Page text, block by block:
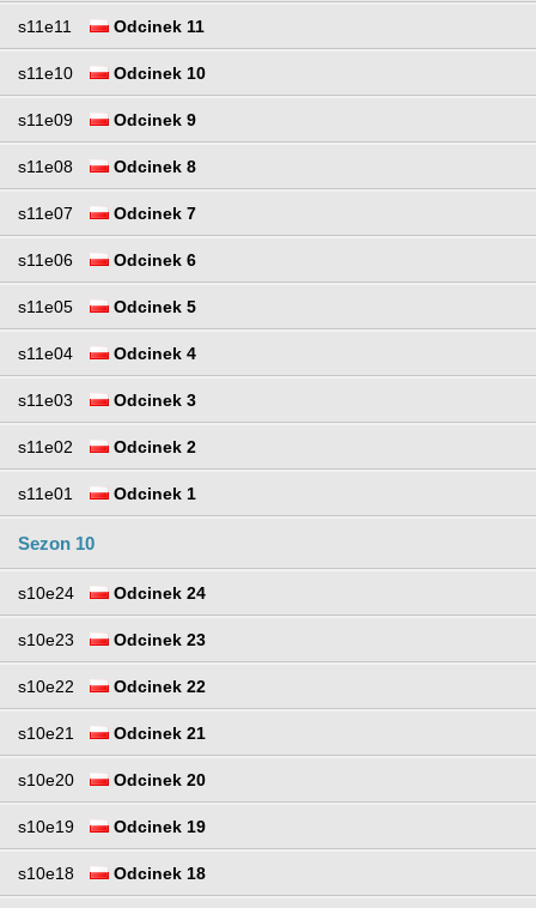
s11e11 Odcinek 11
s11e10 Odcinek 10
s11e09 Odcinek 9
s11e08 Odcinek 8
s11e07 Odcinek 7
s11e06 Odcinek 6
s11e05 Odcinek 5
s11e04 Odcinek 4
s11e03 Odcinek 3
s11e02 Odcinek 2
s11e01 Odcinek 1
Sezon 10
s10e24 Odcinek 24
s10e23 Odcinek 23
s10e22 Odcinek 22
s10e21 Odcinek 21
s10e20 Odcinek 20
s10e19 Odcinek 19
s10e18 Odcinek 18